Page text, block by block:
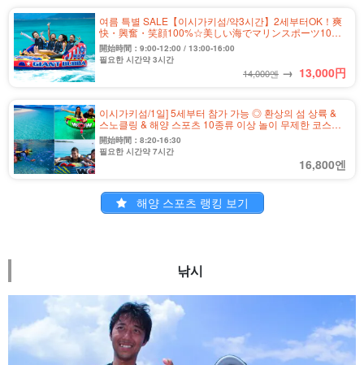
여름 특별 SALE【이시가키섬/약3시간】2세부터OK！爽
快・興奮・笑顔100%☆美しい海でマリンスポーツ10種
類以上遊び放題コース★無料送迎（No.551）★무료送迎
（No.551
開始時間：9:00-12:00 / 13:00-16:00
필요한 시간약 3시간
14,000엔 → 13,000円
이시가키섬/1일] 5세부터 참가 가능 ◎ 환상의 섬 상륙 &
스노클링 & 해양 스포츠 10종류 이상 놀이 무제한 코스
★《장비 렌탈 무료・송영 포함》（No.261
開始時間：8:20-16:30
필요한 시간약 7시간
16,800엔
해양 스포츠 랭킹 보기
낚시